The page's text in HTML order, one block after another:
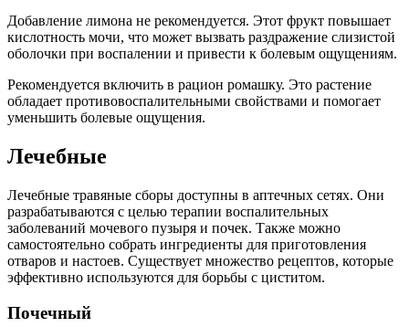
Добавление лимона не рекомендуется. Этот фрукт повышает
кислотность мочи, что может вызвать раздражение слизистой
оболочки при воспалении и привести к болевым ощущениям.
Рекомендуется включить в рацион ромашку. Это растение
обладает противовоспалительными свойствами и помогает
уменьшить болевые ощущения.
Лечебные
Лечебные травяные сборы доступны в аптечных сетях. Они
разрабатываются с целью терапии воспалительных
заболеваний мочевого пузыря и почек. Также можно
самостоятельно собрать ингредиенты для приготовления
отваров и настоев. Существует множество рецептов, которые
эффективно используются для борьбы с циститом.
Почечный